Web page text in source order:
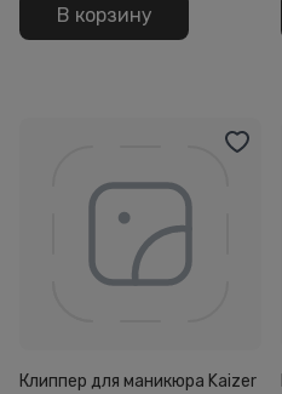
В корзину
Клиппер для маникюра Kaizer